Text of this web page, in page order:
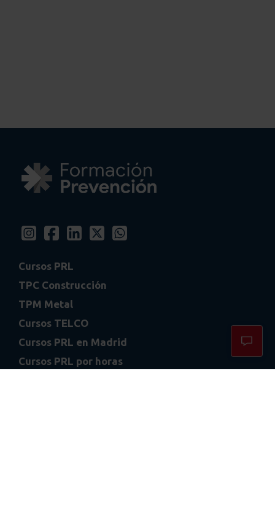
Cursos PRL
TPC Construcción
TPM Metal
Cursos TELCO
Cursos PRL en Madrid
Cursos PRL por horas